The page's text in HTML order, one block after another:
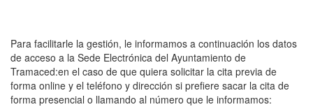
Para facilitarle la gestión, le informamos a continuación los datos
de acceso a la Sede Electrónica del Ayuntamiento de
Tramaced:en el caso de que quiera solicitar la cita previa de
forma online y el teléfono y dirección si prefiere sacar la cita de
forma presencial o llamando al número que le informamos: